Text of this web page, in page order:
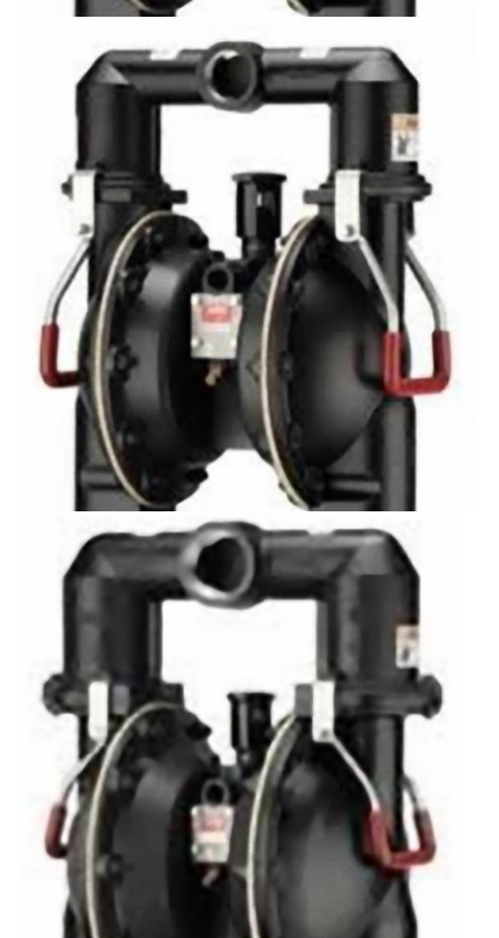
ARO Мембранный Насос 66M270-1C9
2866 €
ARO Мембранный Насос 66M270-1EB
2760 €